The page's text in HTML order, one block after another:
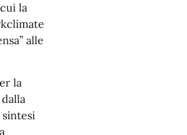
la
alle
la